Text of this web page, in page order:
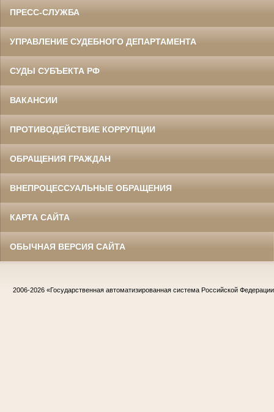
ПРЕСС-СЛУЖБА
УПРАВЛЕНИЕ СУДЕБНОГО ДЕПАРТАМЕНТА
СУДЫ СУБЪЕКТА РФ
ВАКАНСИИ
ПРОТИВОДЕЙСТВИЕ КОРРУПЦИИ
ОБРАЩЕНИЯ ГРАЖДАН
ВНЕПРОЦЕССУАЛЬНЫЕ ОБРАЩЕНИЯ
КАРТА САЙТА
ОБЫЧНАЯ ВЕРСИЯ САЙТА
2006-2026 «Государственная автоматизированная система Российской